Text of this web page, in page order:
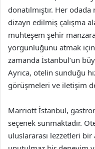
donatılmıştır. Her
dizayn edilmiş çalışma
muhteşem şehir
yorgunluğunu atmak
zamanda İstanbul’un
Ayrıca, otelin sunduğu
görüşmeleri ve iletişim
Marriott İstanbul,
seçenek sunmaktadır.
uluslararası lezzetleri